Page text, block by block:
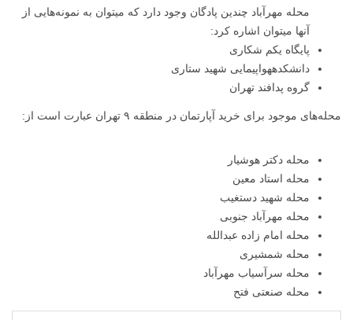
محله مهرآباد چندین پادگان وجود دارد که میتوان به نمونه‌هایی از
آنها میتوان اشاره کرد:
پایگاه یکم شکاری
دانشکدههواپیمایی شهید ستاری
گروه پدافند تهران
محله‌های موجود برای خرید آپارتمان در منطقه ۹ تهران عبارت است از:
محله دکتر هوشیار
محله استاد معین
محله شهید دستغیب
محله مهرآباد جنوبی
محله امام زاده عبدالله
محله شمشیری
محله سرآسیاب مهرآباد
محله صنعتی فتح